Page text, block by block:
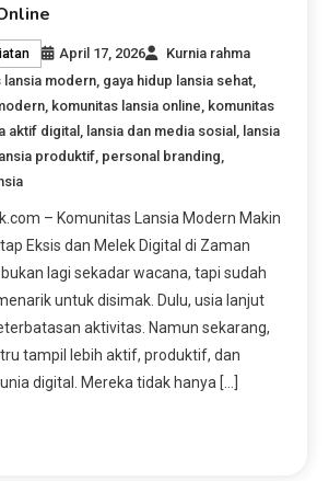
April 17, 2026
Kurnia rahma
lansia modern gaya hidup lansia sehat
komunitas lansia online komunitas
aktif digital lansia dan media sosial
lansia
lansia produktif personal branding
– Komunitas Lansia Modern Makin
Eksis dan Melek Digital di Zaman
lagi sekadar wacana, tapi sudah
untuk disimak. Dulu, usia lanjut
aktivitas. Namun sekarang,
tampil lebih aktif, produktif, dan
digital. Mereka tidak hanya […]